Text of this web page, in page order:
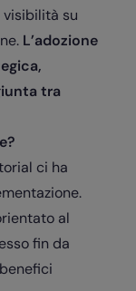
visibilità su
L’adozione
tra
ci ha
al
fin da